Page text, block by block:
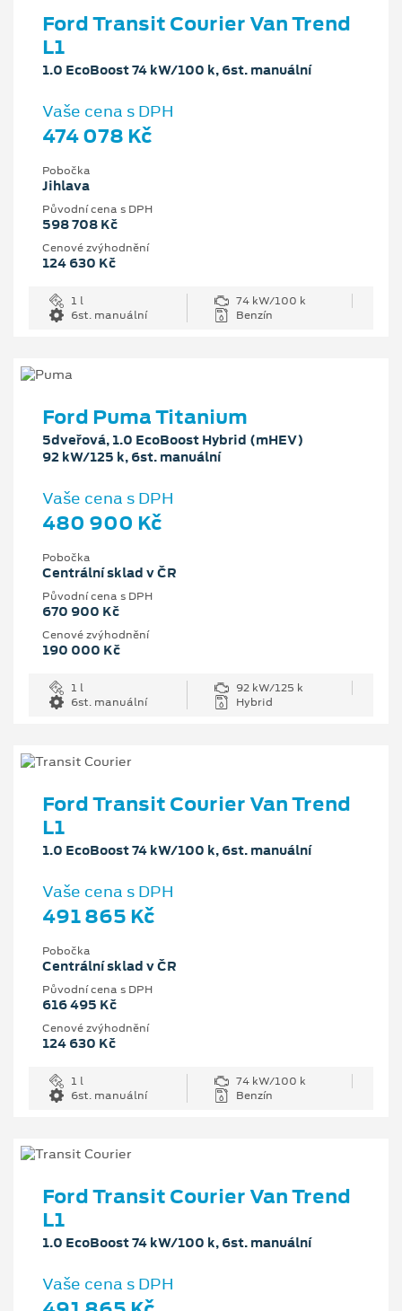
Ford Transit Courier Van Trend
L1
1.0 EcoBoost 74 kW/100 k, 6st. manuální
Vaše cena s DPH
474 078 Kč
Pobočka
Jihlava
Původní cena s DPH
598 708 Kč
Cenové zvýhodnění
124 630 Kč
1 l
74 kW/100 k
6st. manuální
Benzín
Ford Puma Titanium
5dveřová, 1.0 EcoBoost Hybrid (mHEV)
92 kW/125 k, 6st. manuální
Vaše cena s DPH
480 900 Kč
Pobočka
Centrální sklad v ČR
Původní cena s DPH
670 900 Kč
Cenové zvýhodnění
190 000 Kč
1 l
92 kW/125 k
6st. manuální
Hybrid
Ford Transit Courier Van Trend
L1
1.0 EcoBoost 74 kW/100 k, 6st. manuální
Vaše cena s DPH
491 865 Kč
Pobočka
Centrální sklad v ČR
Původní cena s DPH
616 495 Kč
Cenové zvýhodnění
124 630 Kč
1 l
74 kW/100 k
6st. manuální
Benzín
Ford Transit Courier Van Trend
L1
1.0 EcoBoost 74 kW/100 k, 6st. manuální
Vaše cena s DPH